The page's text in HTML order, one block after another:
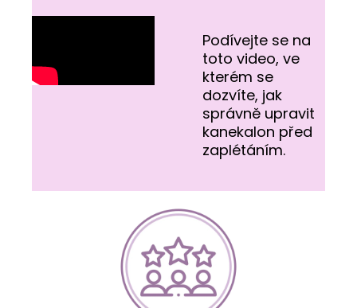
Podívejte se na
toto video, ve
kterém se
dozvíte, jak
správně upravit
kanekalon před
zaplétáním.